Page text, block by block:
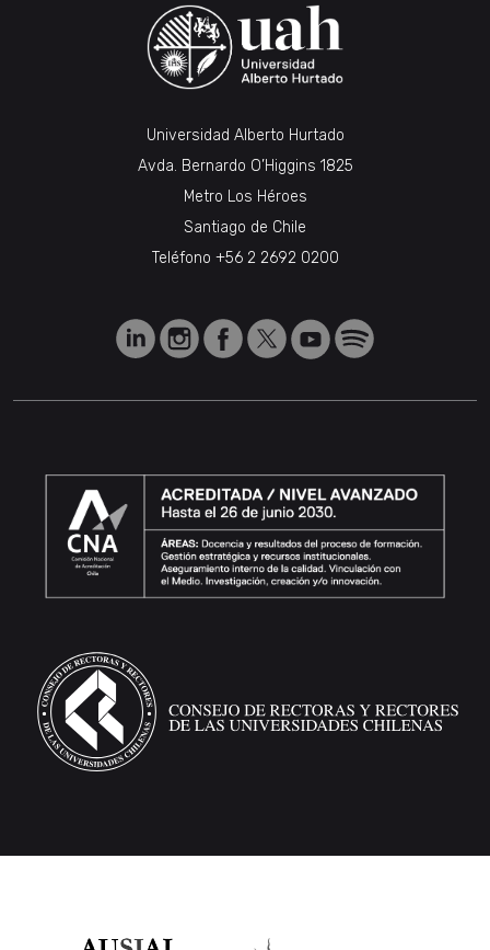
Universidad Alberto Hurtado
Avda. Bernardo O’Higgins 1825
Metro Los Héroes
Santiago de Chile
Teléfono +56 2 2692 0200